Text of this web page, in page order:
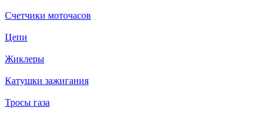
Счетчики моточасов
Цепи
Жиклеры
Катушки зажигания
Тросы газа